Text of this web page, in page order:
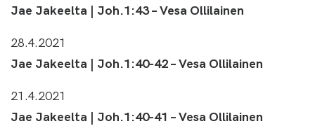
Jae Jakeelta | Joh.1:43 – Vesa Ollilainen
28.4.2021
Jae Jakeelta | Joh.1:40-42 – Vesa Ollilainen
21.4.2021
Jae Jakeelta | Joh.1:40-41 – Vesa Ollilainen